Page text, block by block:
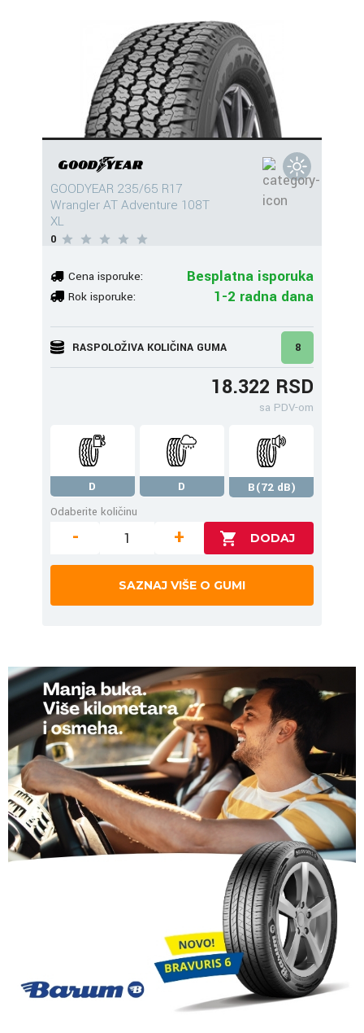
GOODYEAR 235/65 R17
Wrangler AT Adventure 108T
XL
0
Cena isporuke: Besplatna isporuka
Rok isporuke: 1-2 radna dana
RASPOLOŽIVA KOLIČINA GUMA 8
18.322 RSD
sa PDV-om
D D
B(72 dB)
Odaberite količinu
- +
SAZNAJ VIŠE O GUMI